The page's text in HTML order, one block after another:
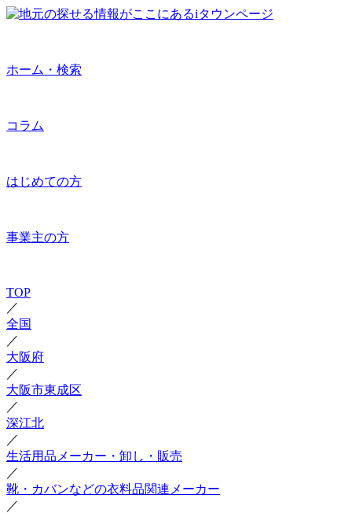
ホーム・検索
コラム
はじめての方
事業主の方
TOP
／
全国
／
大阪府
／
大阪市東成区
／
深江北
／
生活用品メーカー・卸し・販売
／
靴・カバンなどの衣料品関連メーカー
／